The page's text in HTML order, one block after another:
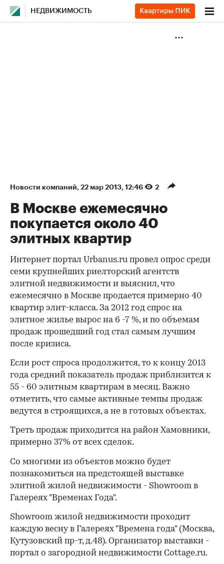
НЕДВИЖИМОСТЬ
Новости компаний⁠, 22 мар 2013, 12:46 2
В Москве ежемесячно
покупается около 40
элитных квартир
Интернет портал Urbanus.ru провел опрос среди
семи крупнейших риелторский агентств
элитной недвижимости и выяснил, что
ежемесячно в Москве продается примерно 40
квартир элит-класса. За 2012 год спрос на
элитное жилье вырос на 6 -7 %, и по объемам
продаж прошедший год стал самым лучшим
после кризиса.
Если рост спроса продолжится, то к концу 2013
года средний показатель продаж приблизится к
55 - 60 элитным квартирам в месяц. Важно
отметить, что самые активные темпы продаж
ведутся в строящихся, а не в готовых объектах.
Треть продаж приходится на район Хамовники,
примерно 37% от всех сделок.
00:00
Со многими из объектов можно будет
познакомиться на предстоящей выставке
элитной жилой недвижимости - Showroom в
Галереях "Временах Года".
Showroom жилой недвижимости проходит
каждую весну в Галереях "Времена года" (Москва,
Кутузовский пр-т, д.48). Организатор выставки -
портал о загородной недвижимости Cottage.ru.